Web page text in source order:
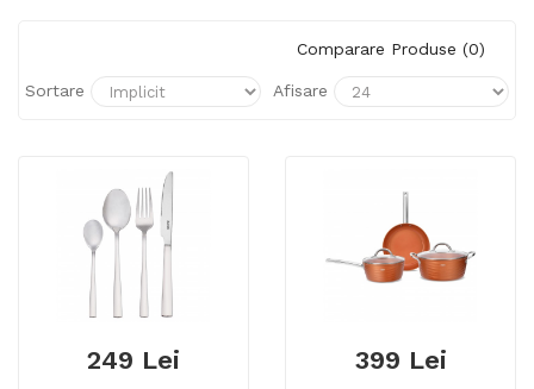
Comparare Produse (0)
Sortare Afisare
249 Lei 399 Lei